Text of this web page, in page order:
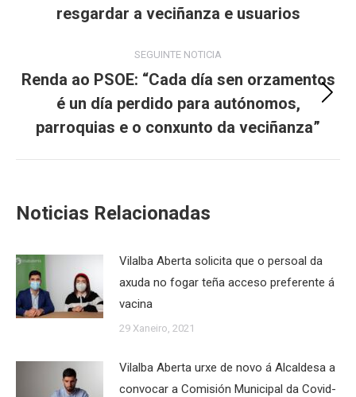
post:
resgardar a veciñanza e usuarios
SEGUINTE NOTICIA
Next
post:
Renda ao PSOE: “Cada día sen orzamentos
é un día perdido para autónomos,
parroquias e o conxunto da veciñanza”
Noticias Relacionadas
Vilalba Aberta solicita que o persoal da
axuda no fogar teña acceso preferente á
vacina
29 Xaneiro, 2021
Vilalba Aberta urxe de novo á Alcaldesa a
convocar a Comisión Municipal da Covid-